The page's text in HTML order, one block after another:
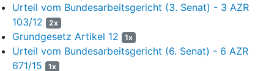
3
Nr. 9 Abs. 2 der von den Parteien vertraglich in Bezug
genommenen Richtlinie vom 1. Januar 2018
Rundschreiben des Bundesministeriums des Innern vom
25. September 2018, GMBl. S. 1102
)enthält eine
Rückzahlungsklausel, die der in § 9 des Ausbildungs- und
Urteil vom Bundesarbeitsgericht (3. Senat) - 3 AZR
103/12
2x
Grundgesetz Artikel 12 1x
Urteil vom Bundesarbeitsgericht (6. Senat) - 6 AZR
671/15
1x